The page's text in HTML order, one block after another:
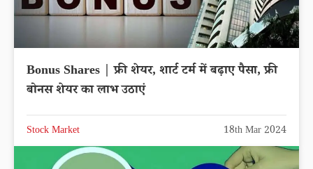
Bonus Shares | फ्री शेयर, शार्ट टर्म में बढ़ाए पैसा, फ्री
बोनस शेयर का लाभ उठाएं
Stock Market 18th Mar 2024